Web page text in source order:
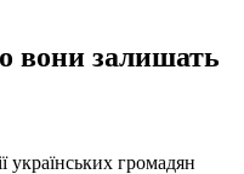
вони залишать
українських громадян